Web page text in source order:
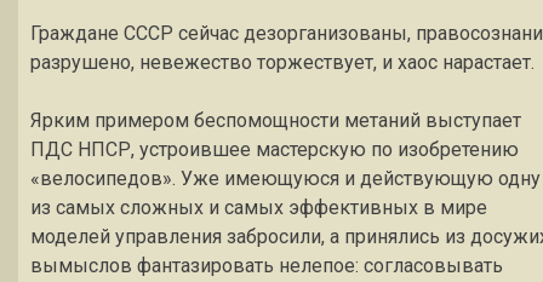
Граждане СССР сейчас дезорганизованы,
разрушено, невежество торжествует, и хаос нарастает.
Ярким примером беспомощности метаний выступает
ПДС НПСР, устроившее мастерскую по изобретению
«велосипедов». Уже имеющуюся и действующую одну
из самых сложных и самых эффективных в мире
моделей управления забросили, а принялись из
вымыслов фантазировать нелепое: согласовывать